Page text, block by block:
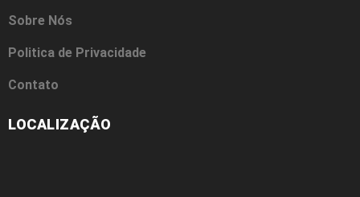
Sobre Nós
Politica de Privacidade
Contato
LOCALIZAÇÃO